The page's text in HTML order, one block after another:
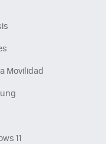
Movilidad
11